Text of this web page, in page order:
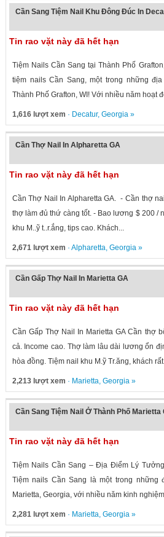
Cần Sang Tiệm Nail Khu Đông Đúc In
Tin rao vặt này đã hết hạn
Tiệm Nails Cần Sang tại Thành Phố
tiệm nails Cần Sang, một trong những
Thành Phố Grafton, WI! Với nhiều năm hoạt
1,616 lượt xem · Decatur, Georgia»
Cần Thợ Nail In Alpharetta GA
Tin rao vặt này đã hết hạn
Cần Thợ Nail In Alpharetta GA. - Cần thợ
thợ làm đủ thứ càng tốt. - Bao lương $ 200 /
khu M..ỹ t..r.ắng, tips cao. Khách...
2,671 lượt xem · Alpharetta, Georgia»
Cần Gấp Thợ Nail In Marietta GA
Tin rao vặt này đã hết hạn
Cần Gấp Thợ Nail In Marietta GA Cần thợ
cả. Income cao. Thợ làm lâu dài lương ổn
hòa đồng. Tiệm nail khu M.ỹ Tr.ăng, khách
2,213 lượt xem · Marietta, Georgia»
Cần Sang Tiệm Nail Ở Thành Phố Marietta
Tin rao vặt này đã hết hạn
Tiệm Nails Cần Sang – Địa Điểm Lý
Tiệm nails Cần Sang là một trong những
Marietta, Georgia, với nhiều năm kinh
2,281 lượt xem · Marietta, Georgia»